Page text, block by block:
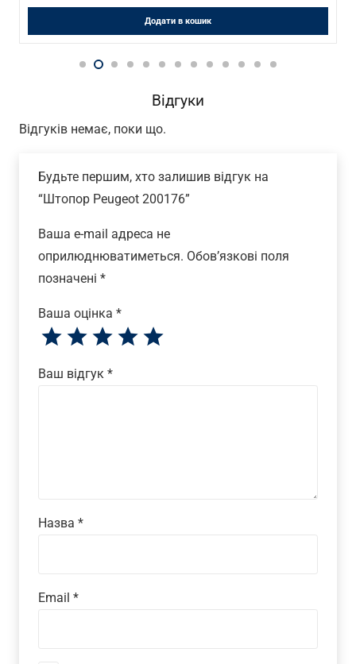
Додати в кошик
Відгуки
Відгуків немає, поки що.
Будьте першим, хто залишив відгук на
“Штопор Peugeot 200176”
Ваша e-mail адреса не
оприлюднюватиметься. Обов’язкові поля
позначені *
Ваша оцінка *
Ваш відгук *
Назва *
Email *